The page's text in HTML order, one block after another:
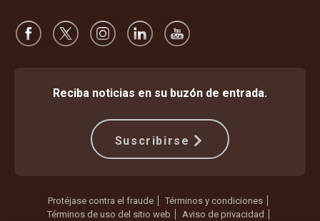
Reciba noticias en su buzón de entrada.
Suscribirse
Protéjase contra el fraude
Términos y condiciones
Términos de uso del sitio web
Aviso de privacidad